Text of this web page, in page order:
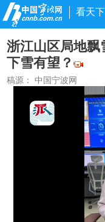
看天下
浙江山区局地飘
下雪有望？
稿源： 中国宁波网